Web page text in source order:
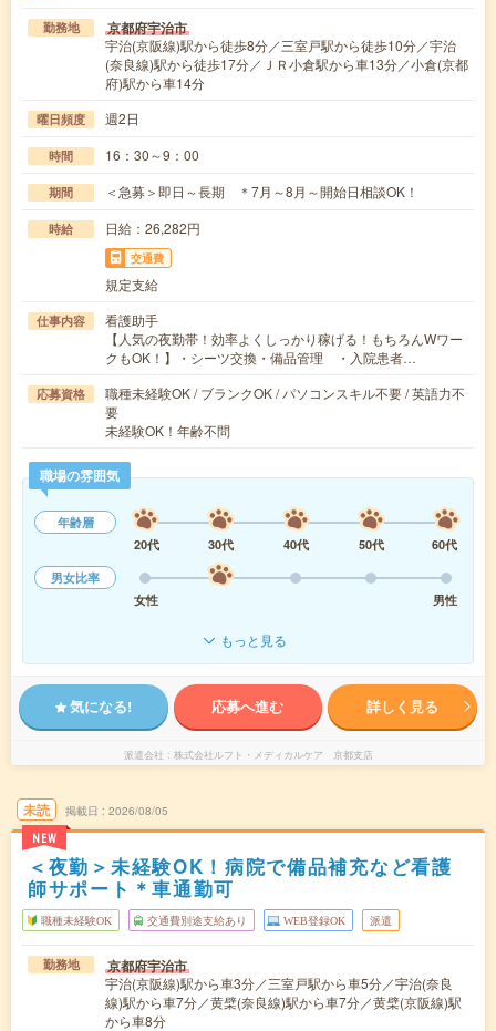
勤務地 京都府宇治市
宇治(京阪線)駅から徒歩8分／三室戸駅から徒歩10分／宇治
(奈良線)駅から徒歩17分／ＪＲ小倉駅から車13分／小倉(京都
府)駅から車14分
曜日頻度 週2日
時間 16：30～9：00
期間 ＜急募＞即日～長期 ＊7月～8月～開始日相談OK！
時給 日給：26,282円
交通費
規定支給
仕事内容
看護助手
【人気の夜勤帯！効率よくしっかり稼げる！もちろんWワー
クもOK！】・シーツ交換・備品管理 ・入院患者…
応募資格
職種未経験OK / ブランクOK / パソコンスキル不要 / 英語力不
要
未経験OK！年齢不問
職場の雰囲気
年齢層
20代
30代 40代 50代
60代
男女比率
女性
男性
もっと見る
気になる! 応募へ進む 詳しく見る
派遣会社 株式会社ルフト・メディカルケア 京都支店
未読
NEW
掲載日 2026/08/05
＜夜勤＞未経験OK！病院で備品補充など看護
師サポート＊車通勤可
職種未経験OK 交通費別途支給あり WEB登録OK 派遣
勤務地 京都府宇治市
宇治(京阪線)駅から車3分／三室戸駅から車5分／宇治(奈良
線)駅から車7分／黄檗(奈良線)駅から車7分／黄檗(京阪線)駅
から車8分